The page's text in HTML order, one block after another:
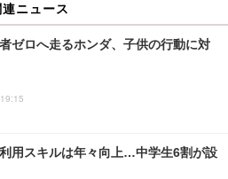
連ニュース
ゼロへ走るホンダ、子供の行動に対
用スキルは年々向上…中学生6割が設